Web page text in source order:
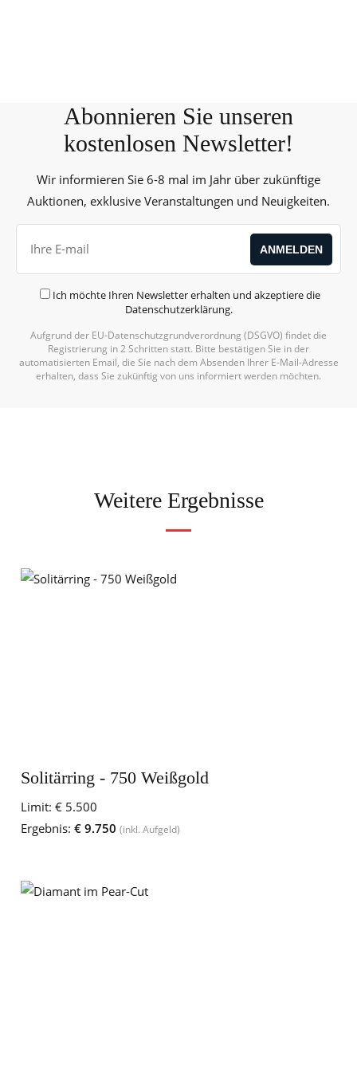
Abonnieren Sie unseren
kostenlosen Newsletter!
Wir informieren Sie 6-8 mal im Jahr über zukünftige
Auktionen, exklusive Veranstaltungen und Neuigkeiten.
Ich möchte Ihren Newsletter erhalten und akzeptiere die
Datenschutzerklärung.
Alternative:
Aufgrund der EU-Datenschutzgrundverordnung (DSGVO) findet die
Registrierung in 2 Schritten statt. Bitte bestätigen Sie in der
automatisierten Email, die Sie nach dem Absenden Ihrer E-Mail-Adresse
erhalten, dass Sie zukünftig von uns informiert werden möchten.
Weitere Ergebnisse
Solitärring - 750 Weißgold
Limit: € 5.500
Ergebnis: € 9.750 (inkl. Aufgeld)